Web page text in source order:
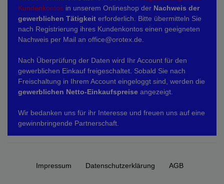
Kundenkontos in unserem Onlineshop der Nachweis der
gewerblichen Tätigkeit erforderlich. Bitte übermitteln Sie
nach Registrierung ihres Kundenkontos einen geeigneten
Nachweis per Mail an office@orotex.de.
Nach Überprüfung der Daten wird Ihr Account für den
gewerblichen Einkauf freigeschaltet. Sobald Sie nach
Freischaltung in Ihrem Account eingeloggt sind, werden die
gewerblichen Netto-Einkaufspreise angezeigt.
Wir bedanken uns für ihr Interesse und freuen uns auf eine
gewinnbringende Partnerschaft.
Impressum Daten­schutz­erklärung AGB